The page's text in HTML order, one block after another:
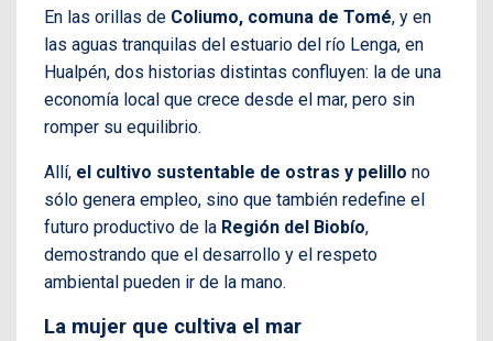
En las orillas de Coliumo, comuna de Tomé, y en
las aguas tranquilas del estuario del río Lenga, en
Hualpén, dos historias distintas confluyen: la de una
economía local que crece desde el mar, pero sin
romper su equilibrio.
Allí, el cultivo sustentable de ostras y pelillo no
sólo genera empleo, sino que también redefine el
futuro productivo de la Región del Biobío,
demostrando que el desarrollo y el respeto
ambiental pueden ir de la mano.
La mujer que cultiva el mar